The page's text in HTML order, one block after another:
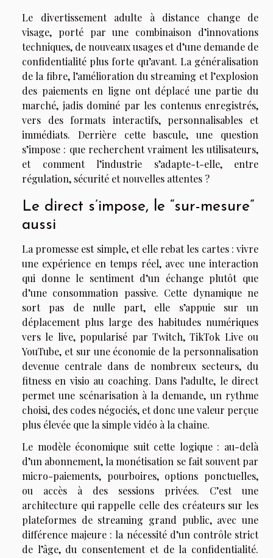
Le divertissement adulte à distance change de
visage, porté par une combinaison d’innovations
techniques, de nouveaux usages et d’une demande de
confidentialité plus forte qu’avant. La généralisation
de la fibre, l’amélioration du streaming et l’explosion
des paiements en ligne ont déplacé une partie du
marché, jadis dominé par les contenus enregistrés,
vers des formats interactifs, personnalisables et
immédiats. Derrière cette bascule, une question
s’impose : que recherchent vraiment les utilisateurs,
et comment l’industrie s’adapte-t-elle, entre
régulation, sécurité et nouvelles attentes ?
Le direct s’impose, le “sur-mesure”
aussi
La promesse est simple, et elle rebat les cartes : vivre
une expérience en temps réel, avec une interaction
qui donne le sentiment d’un échange plutôt que
d’une consommation passive. Cette dynamique ne
sort pas de nulle part, elle s’appuie sur un
déplacement plus large des habitudes numériques
vers le live, popularisé par Twitch, TikTok Live ou
YouTube, et sur une économie de la personnalisation
devenue centrale dans de nombreux secteurs, du
fitness en visio au coaching. Dans l’adulte, le direct
permet une scénarisation à la demande, un rythme
choisi, des codes négociés, et donc une valeur perçue
plus élevée que la simple vidéo à la chaîne.
Le modèle économique suit cette logique : au-delà
d’un abonnement, la monétisation se fait souvent par
micro-paiements, pourboires, options ponctuelles,
ou accès à des sessions privées. C’est une
architecture qui rappelle celle des créateurs sur les
plateformes de streaming grand public, avec une
différence majeure : la nécessité d’un contrôle strict
de l’âge, du consentement et de la confidentialité.